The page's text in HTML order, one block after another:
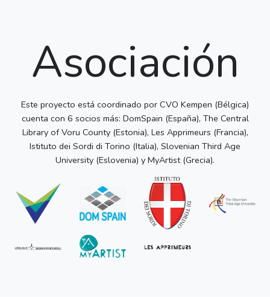
Asociación
Este proyecto está coordinado por CVO Kempen (Bélgica)
cuenta con 6 socios más: DomSpain (España), The Central
Library of Voru County (Estonia), Les Apprimeurs (Francia),
Istituto dei Sordi di Torino (Italia), Slovenian Third Age
University (Eslovenia) y MyArtist (Grecia).